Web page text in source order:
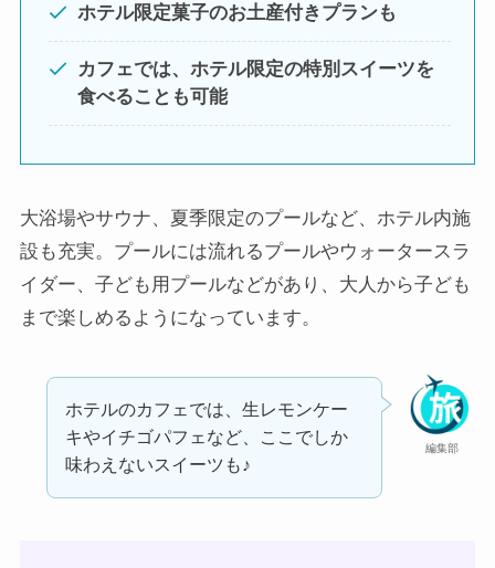
ホテル限定菓子のお土産付きプランも
カフェでは、ホテル限定の特別スイーツを
食べることも可能
大浴場やサウナ、夏季限定のプールなど、ホテル内施
設も充実。プールには流れるプールやウォータースラ
イダー、子ども用プールなどがあり、大人から子ども
まで楽しめるようになっています。
編集部
ホテルのカフェでは、生レモンケー
キやイチゴパフェなど、ここでしか
味わえないスイーツも♪